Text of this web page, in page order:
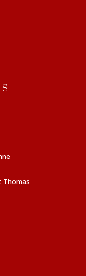
Thomas